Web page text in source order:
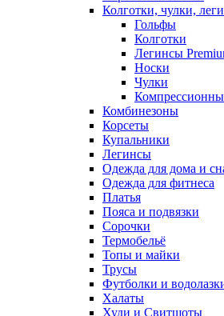
Колготки, чулки,
Гольфы
Колготки
Легинсы
Носки
Чулки
Комбинезоны
Корсеты
Купальники
Легинсы
Одежда для дома и
Одежда для фитнеса
Платья
Пояса и подвязки
Сорочки
Термобельё
Топы и майки
Трусы
Футболки и
Халаты
Худи и Свитшоты